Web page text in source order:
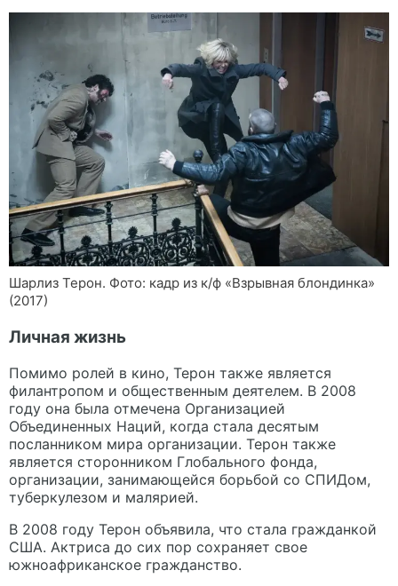
Шарлиз Терон. Фото: кадр из к/ф «Взрывная блондинка»
(2017)
Личная жизнь
Помимо ролей в кино, Терон также является
филантропом и общественным деятелем. В 2008
году она была отмечена Организацией
Объединенных Наций, когда стала десятым
посланником мира организации. Терон также
является сторонником Глобального фонда,
организации, занимающейся борьбой со СПИДом,
туберкулезом и малярией.
В 2008 году Терон объявила, что стала гражданкой
США. Актриса до сих пор сохраняет свое
южноафриканское гражданство.